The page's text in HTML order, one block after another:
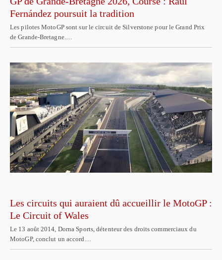
Fernández poursuit la tradition
Les pilotes MotoGP sont sur le circuit de Silverstone pour le Grand Prix
de Grande-Bretagne.…
Les circuits qui auraient dû accueillir le MotoGP :
Le Circuit of Wales
Le 13 août 2014, Dorna Sports, détenteur des droits commerciaux du
MotoGP, conclut un accord…